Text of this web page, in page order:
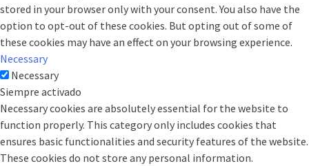
stored in your browser only with your consent. You also have the
option to opt-out of these cookies. But opting out of some of
these cookies may have an effect on your browsing experience.
Necessary
Necessary
Siempre activado
Necessary cookies are absolutely essential for the website to
function properly. This category only includes cookies that
ensures basic functionalities and security features of the website.
These cookies do not store any personal information.